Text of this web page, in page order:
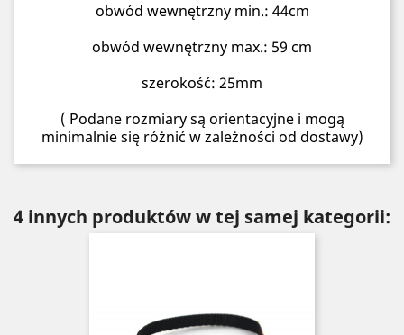
obwód wewnętrzny min.: 44cm
obwód wewnętrzny max.: 59 cm
szerokość: 25mm
( Podane rozmiary są orientacyjne i mogą
minimalnie się różnić w zależności od dostawy)
4 innych produktów w tej samej kategorii: